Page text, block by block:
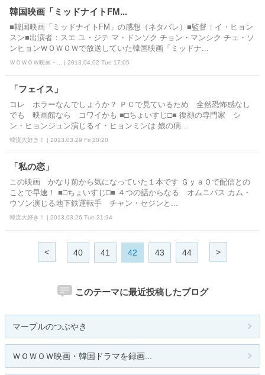
韓国映画「ミッドナイトFM...
■韓国映画「ミッドナイトFM」の感想（ネタバレ）■監督：イ・ヒョン
スン■出演者：スエ ユ・ジテ マ・ドンソク チョン・マンシク チェ・ソ
ンヒョンＷＯＷＯＷで放送していた韓国映画「ミッドナ...
ＷＯＷＯＷ映画・... | 2013.04.02 Tue 17:05
「フェイス」
コレ ホラーなんでしょうか？ ＰＣで見ているため 全然恐怖感なし
でも 映画館なら コワイかも ■□ちょいすじ□■ 復顔の専門家 シ
ン・ヒョンジュン演じるイ・ヒョンミンは 娘の病...
韓流大好き！ | 2013.03.29 Fri 20:20
「私の恋」
この映画 かなり前から気になっていた１本です ＧｙａＯで配信との
ことで早速！ ■□ちょいすじ□■ ４つの話からなる オムニバス カム・
ウソン演じる地下鉄運転手 チャン・セジンと...
韓流大好き！ | 2013.03.26 Tue 21:34
< 40 41 42 43 44 >
このテーマに最近投稿したブログ
マープルのつぶやき
ＷＯＷＯＷ映画・韓国ドラマを録画...